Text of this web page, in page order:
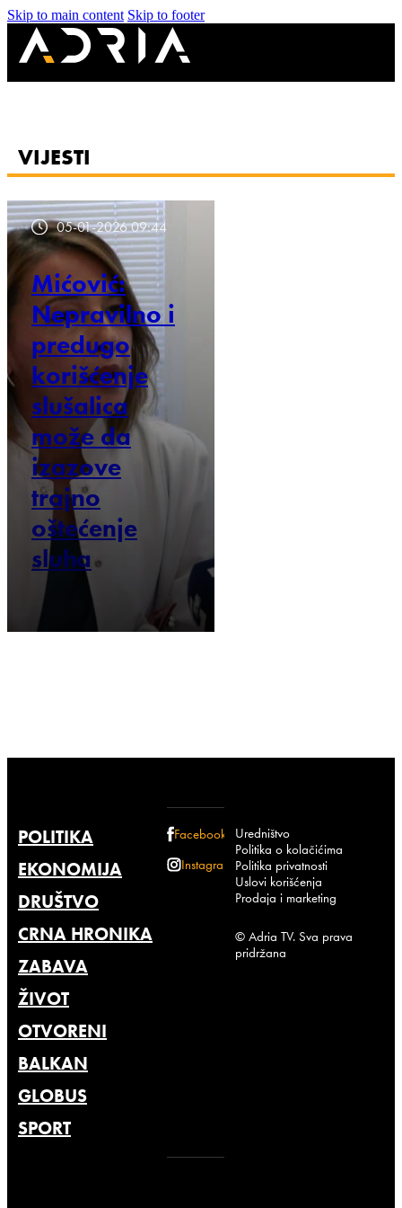
Skip to main content Skip to footer
VIJESTI
05-01-2026 09:44
Mićović:
Nepravilno i
predugo
korišćenje
slušalica
može da
izazove
trajno
oštećenje
sluha
POLITIKA
EKONOMIJA
DRUŠTVO
CRNA HRONIKA
ZABAVA
ŽIVOT
OTVORENI
BALKAN
GLOBUS
SPORT
Facebook
Instagram
Uredništvo
Politika o kolačićima
Politika privatnosti
Uslovi korišćenja
Prodaja i marketing
© Adria TV. Sva prava
pridržana